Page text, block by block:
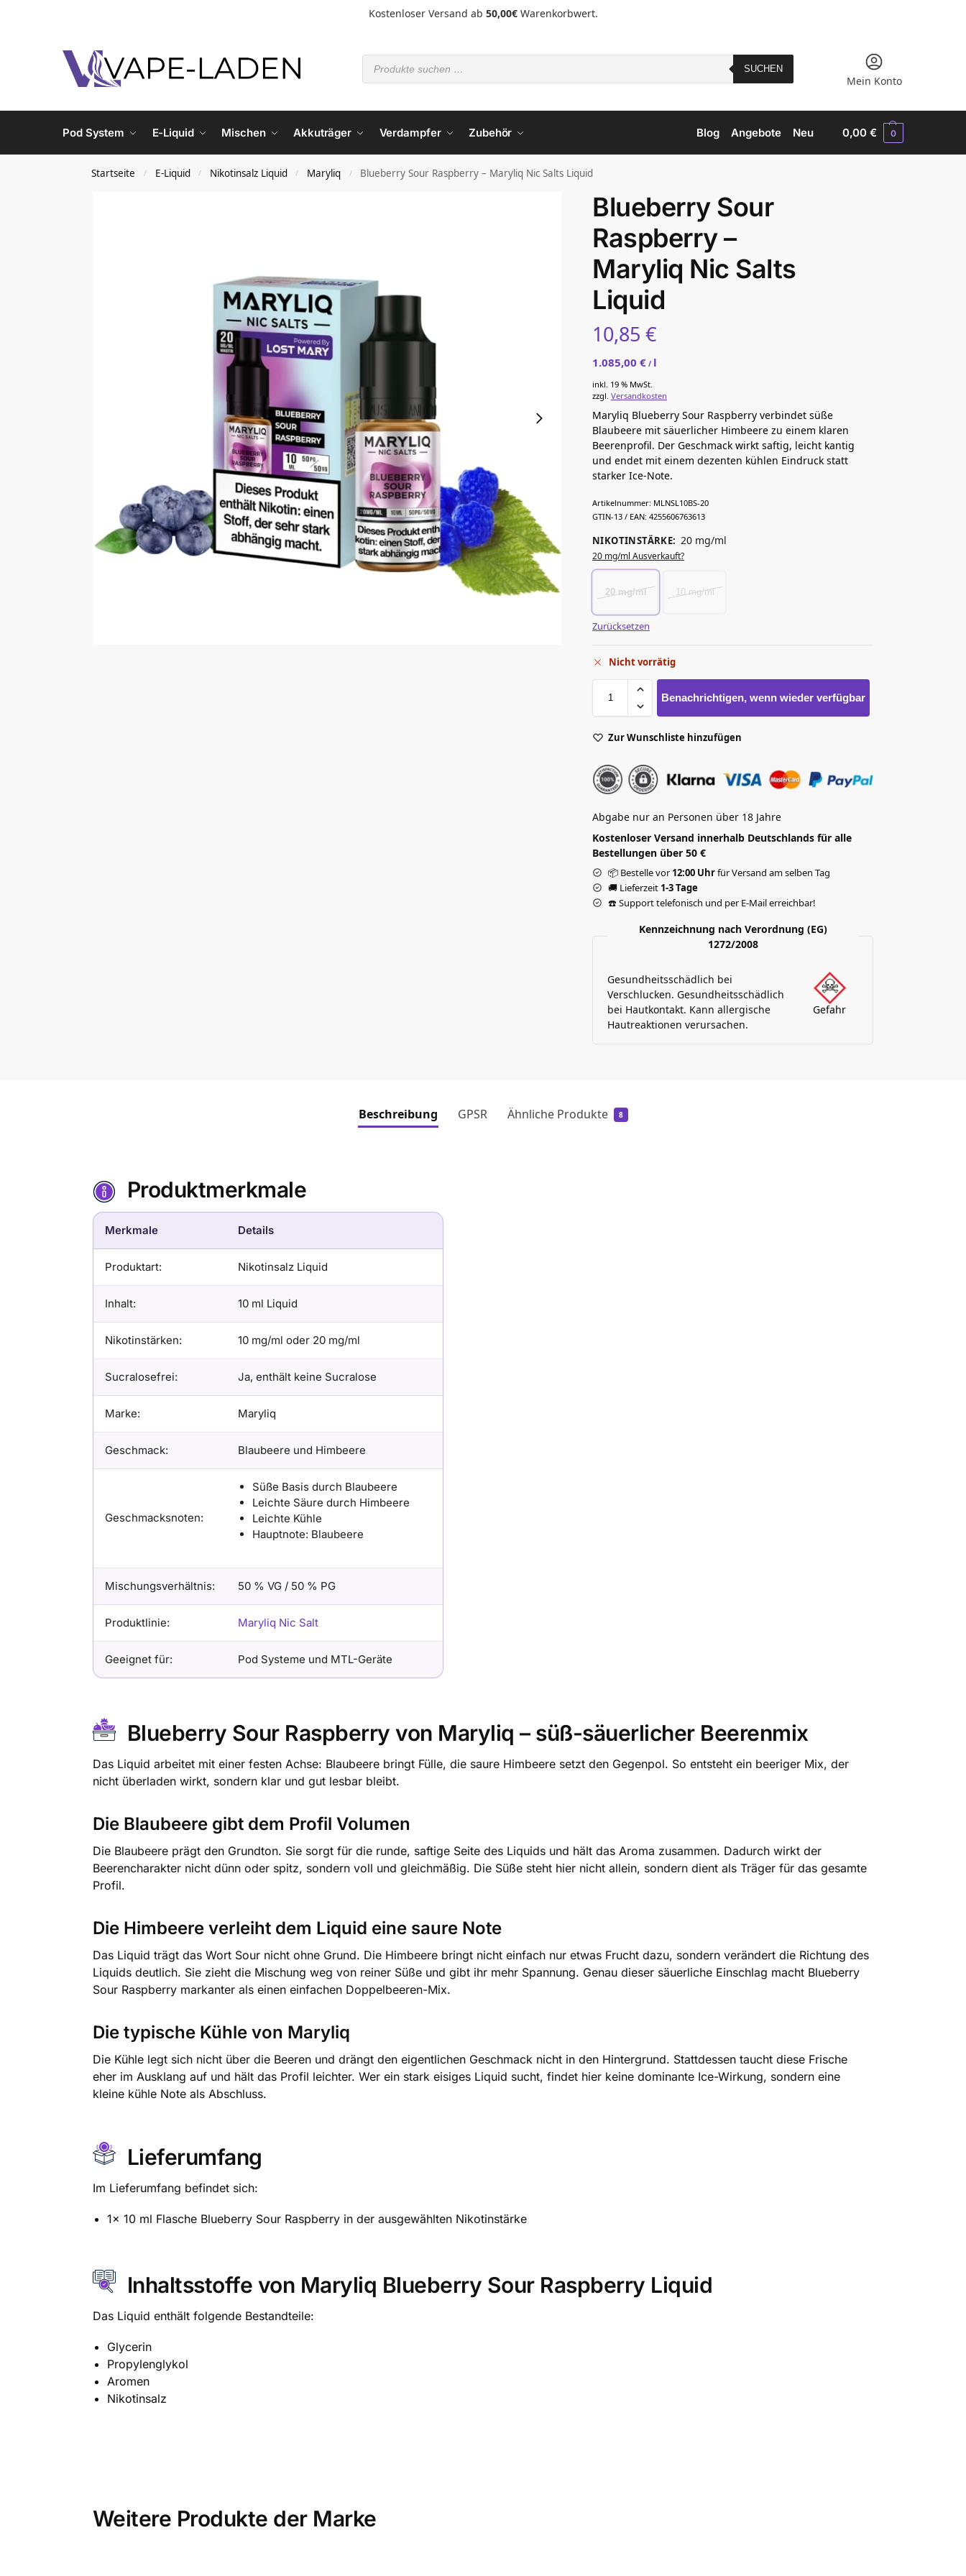
Kostenloser Versand ab 50,00€Warenkorbwert.
SUCHEN
Mein Konto
Pod System E-Liquid Mischen Akkuträger Verdampfer Zubehör Neu
Angebote
Blog 0,00€ 0
Startseite / E-Liquid / Nikotinsalz Liquid / Maryliq / Blueberry Sour Raspberry – Maryliq Nic Salts Liquid
Blueberry Sour
Raspberry –
Maryliq Nic Salts
Liquid
10,85€
1.085,00€ / l
inkl. 19 % MwSt.
zzgl.Versandkosten
Maryliq Blueberry Sour Raspberry verbindet süße
Blaubeere mit säuerlicher Himbeere zu einem klaren
Beerenprofil. Der Geschmack wirkt saftig, leicht kantig
und endet mit einem dezenten kühlen Eindruck statt
starker Ice-Note.
Artikelnummer: MLNSL10BS-20
GTIN-13 / EAN: 4255606763613
NIKOTINSTÄRKE: 20 mg/ml
20 mg/ml Ausverkauft?
20 mg/ml 10 mg/ml
Zurücksetzen
Nicht vorrätig
Benachrichtigen, wenn wieder verfügbar
Zur Wunschliste hinzufügen
Abgabe nur an Personen über 18 Jahre
Kostenloser Versand innerhalb Deutschlands für alle
Bestellungen über 50 €
📦 Bestelle vor12:00 Uhrfür Versand am selben Tag
🚚 Lieferzeit 1-3 Tage
☎️ Support telefonisch und per E-Mail erreichbar!
Kennzeichnung nach Verordnung (EG)
1272/2008
Gesundheitsschädlich bei
Verschlucken. Gesundheitsschädlich
bei Hautkontakt. Kann allergische
Hautreaktionen verursachen.
Gefahr
Beschreibung GPSR Ähnliche Produkte 8
Produktmerkmale
Merkmale Details
Produktart: Nikotinsalz Liquid
Inhalt: 10 ml Liquid
Nikotinstärken: 10 mg/ml oder 20 mg/ml
Sucralosefrei: Ja, enthält keine Sucralose
Marke: Maryliq
Geschmack: Blaubeere und Himbeere
Geschmacksnoten:
Süße Basis durch Blaubeere
Leichte Säure durch Himbeere
Leichte Kühle
Hauptnote: Blaubeere
Mischungsverhältnis: 50 % VG / 50 % PG
Produktlinie: Maryliq Nic Salt
Geeignet für: Pod Systeme und MTL-Geräte
Blueberry Sour Raspberry von Maryliq – süß-säuerlicher Beerenmix
Das Liquid arbeitet mit einer festen Achse: Blaubeere bringt Fülle, die saure Himbeere setzt den Gegenpol. So entsteht ein beeriger Mix, der
nicht überladen wirkt, sondern klar und gut lesbar bleibt.
Die Blaubeere gibt dem Profil Volumen
Die Blaubeere prägt den Grundton. Sie sorgt für die runde, saftige Seite des Liquids und hält das Aroma zusammen. Dadurch wirkt der
Beerencharakter nicht dünn oder spitz, sondern voll und gleichmäßig. Die Süße steht hier nicht allein, sondern dient als Träger für das gesamte
Profil.
Die Himbeere verleiht dem Liquid eine saure Note
Das Liquid trägt das Wort Sour nicht ohne Grund. Die Himbeere bringt nicht einfach nur etwas Frucht dazu, sondern verändert die Richtung des
Liquids deutlich. Sie zieht die Mischung weg von reiner Süße und gibt ihr mehr Spannung. Genau dieser säuerliche Einschlag macht Blueberry
Sour Raspberry markanter als einen einfachen Doppelbeeren-Mix.
Die typische Kühle von Maryliq
Die Kühle legt sich nicht über die Beeren und drängt den eigentlichen Geschmack nicht in den Hintergrund. Stattdessen taucht diese Frische
eher im Ausklang auf und hält das Profil leichter. Wer ein stark eisiges Liquid sucht, findet hier keine dominante Ice-Wirkung, sondern eine
kleine kühle Note als Abschluss.
Lieferumfang
Im Lieferumfang befindet sich:
1x 10 ml Flasche Blueberry Sour Raspberry in der ausgewählten Nikotinstärke
Inhaltsstoffe von Maryliq Blueberry Sour Raspberry Liquid
Das Liquid enthält folgende Bestandteile:
Glycerin
Propylenglykol
Aromen
Nikotinsalz
Weitere Produkte der Marke